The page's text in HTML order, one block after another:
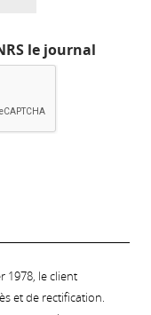
le journal
1978, le client
et de rectification.